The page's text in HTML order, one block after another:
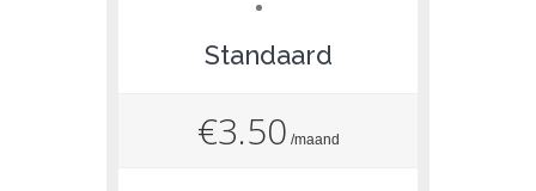
Standaard
€3.50 /maand